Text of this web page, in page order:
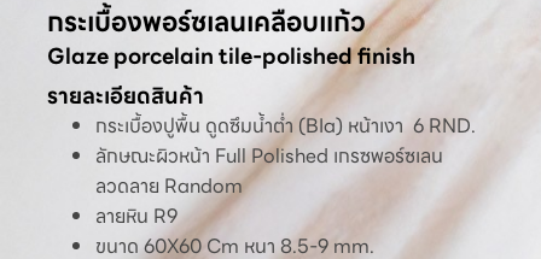
กระเบื้องพอร์ซเลนเคลือบแก้ว
Glaze porcelain tile-polished finish
รายละเอียดสินค้า
กระเบื้องปูพื้น ดูดซึมน้ำต่ำ (BIa) หน้าเงา 6 RND.
ลักษณะผิวหน้า Full Polished เกรซพอร์ซเลน
ลวดลาย Random
ลายหิน R9
ขนาด 60X60 Cm หนา 8.5-9 mm.